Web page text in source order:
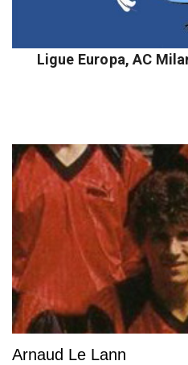
Ligue Europa, AC
Arnaud Le Lann